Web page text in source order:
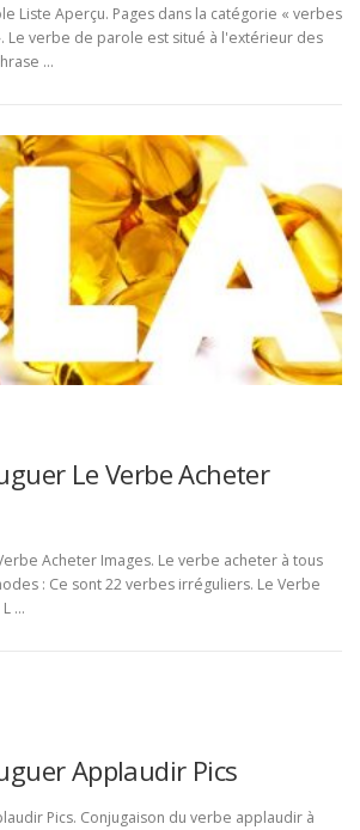
Liste Aperçu. Pages dans la catégorie « verbes
Le verbe de parole est situé à l'extérieur des
…
Le Verbe Acheter
Acheter Images. Le verbe acheter à tous
: Ce sont 22 verbes irréguliers. Le Verbe
…
Applaudir Pics
Pics. Conjugaison du verbe applaudir à